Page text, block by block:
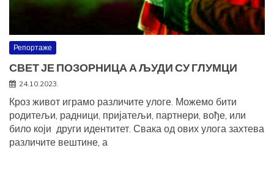
Репортаже
СВЕТ ЈЕ ПОЗОРНИЦА А ЉУДИ СУ ГЛУМЦИ
24.10.2023.
Кроз живот играмо различите улоге. Можемо бити
родитељи, радници, пријатељи, партнери, вође, или
било који други идентитет. Свака од ових улога захтева
различите вештине, а